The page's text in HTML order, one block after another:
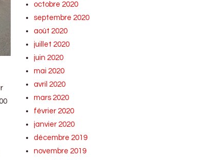
octobre 2020
septembre 2020
août 2020
juillet 2020
juin 2020
mai 2020
avril 2020
mars 2020
février 2020
janvier 2020
décembre 2019
novembre 2019